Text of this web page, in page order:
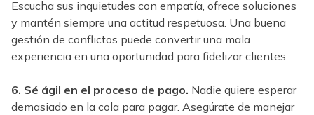
Escucha sus inquietudes con empatía, ofrece soluciones
y mantén siempre una actitud respetuosa. Una buena
gestión de conflictos puede convertir una mala
experiencia en una oportunidad para fidelizar clientes.
6. Sé ágil en el proceso de pago. Nadie quiere esperar
demasiado en la cola para pagar. Asegúrate de manejar